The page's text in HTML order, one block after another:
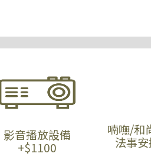
影音播放設備
+$1100
喃嘸/和
法事